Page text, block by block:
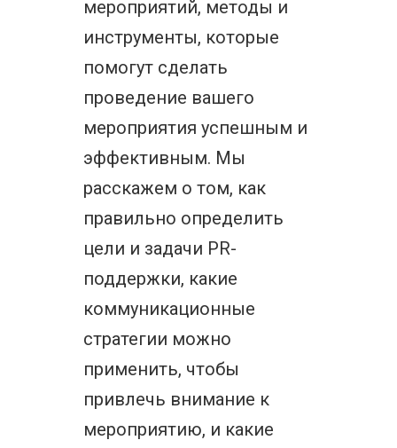
мероприятий, методы и
инструменты, которые
помогут сделать
проведение вашего
мероприятия успешным и
эффективным. Мы
расскажем о том, как
правильно определить
цели и задачи PR-
поддержки, какие
коммуникационные
стратегии можно
применить, чтобы
привлечь внимание к
мероприятию, и какие